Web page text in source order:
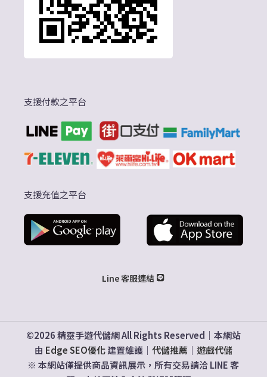
支援付款之平台
支援充值之平台
Line 客服連結
©2026 精靈手遊代儲網 All Rights Reserved｜本網站
由 Edge SEO優化建置維護｜ 代儲推薦｜ 遊戲代儲
※ 本網站僅提供商品資訊展示，所有交易請洽 LINE 客